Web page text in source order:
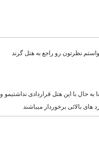
نظرتون رو راجع به هتل گرند
متاسفانه ما تا به حال با این هتل قراردادی نداشتیمو و